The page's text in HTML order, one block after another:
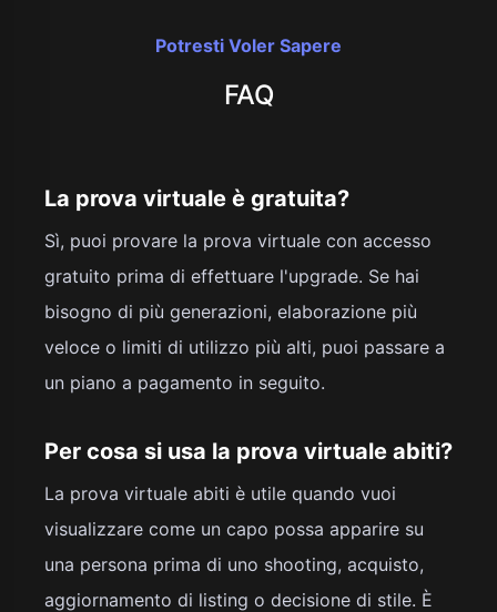
Potresti Voler Sapere
FAQ
La prova virtuale è gratuita?
Sì, puoi provare la prova virtuale con accesso
gratuito prima di effettuare l'upgrade. Se hai
bisogno di più generazioni, elaborazione più
veloce o limiti di utilizzo più alti, puoi passare a
un piano a pagamento in seguito.
Per cosa si usa la prova virtuale abiti?
La prova virtuale abiti è utile quando vuoi
visualizzare come un capo possa apparire su
una persona prima di uno shooting, acquisto,
aggiornamento di listing o decisione di stile. È